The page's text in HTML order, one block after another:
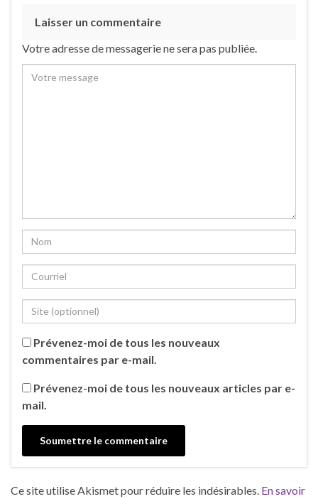
Laisser un commentaire
Votre adresse de messagerie ne sera pas publiée.
Prévenez-moi de tous les nouveaux
commentaires par e-mail.
Prévenez-moi de tous les nouveaux articles par e-
mail.
Ce site utilise Akismet pour réduire les indésirables. En savoir